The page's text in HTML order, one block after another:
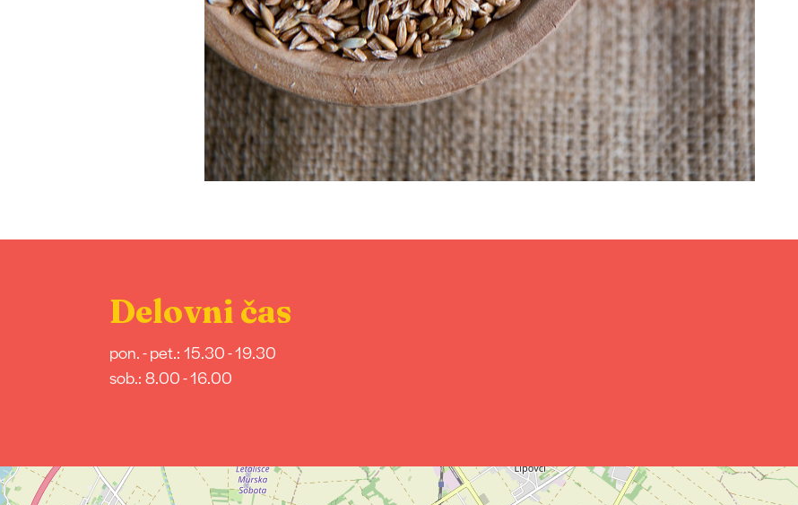
Delovni čas
pon. - pet.: 15.30 - 19.30
sob.: 8.00 - 16.00